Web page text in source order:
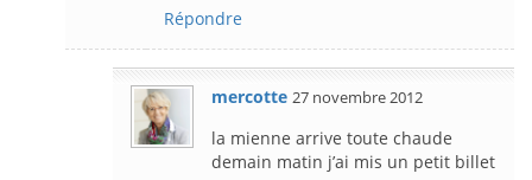
Répondre
mercotte 27 novembre 2012
la mienne arrive toute chaude
demain matin j’ai mis un petit billet